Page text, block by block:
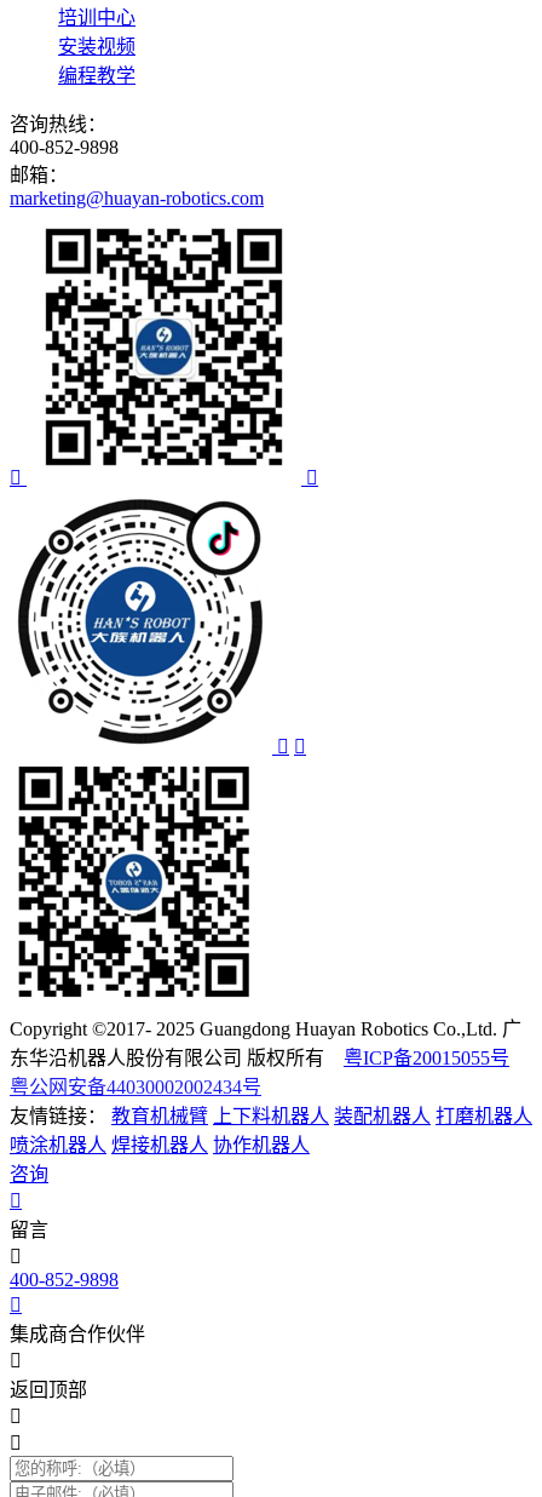
培训中心
安装视频
编程教学
咨询热线：
400-852-9898
邮箱：
marketing@huayan-robotics.com
Copyright ©2017- 2025 Guangdong Huayan Robotics Co.,Ltd. 广
东华沿机器人股份有限公司 版权所有 粤ICP备20015055号
粤公网安备44030002002434号
友情链接：
教育机械臂 上下料机器人 装配机器人 打磨机器人
喷涂机器人 焊接机器人 协作机器人
咨询
留言
400-852-9898
集成商合作伙伴
返回顶部